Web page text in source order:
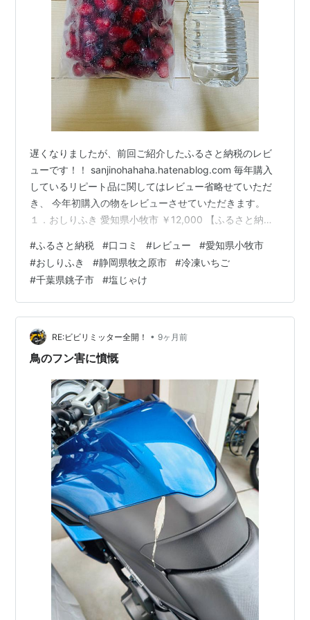
遅くなりましたが、前回ご紹介したふるさと納税のレビ
ューです！！ sanjinohahaha.hatenablog.com 毎年購入
しているリピート品に関してはレビュー省略せていただ
き、 今年初購入の物をレビューさせていただきます。
１．おしりふき 愛知県小牧市 ￥12,000 【ふるさと納
めサイズ 約 190mm × 140mm 新生児 赤ちゃん デリケー
ト 肌 純水 99% 化粧水 品質 ヒアルロン酸 保湿 やさしい
弱酸性 ノンアルコール 無香料 衛生的 ベビー用品 日用品
お取り寄せ 小牧市 送料無料 こちら購入から２週間…
#ふるさと納税 #口コミ #レビュー #愛知県小牧市
#おしりふき #静岡県牧之原市 #冷凍いちご
#千葉県銚子市 #塩じゃけ
RE:ビビリミッター全開！ • 9ヶ月前
鳥のフン害に憤慨